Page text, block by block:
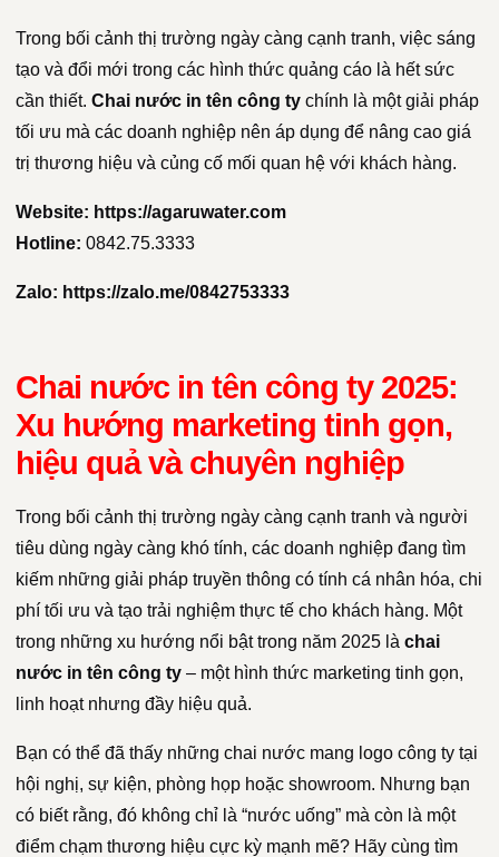
Trong bối cảnh thị trường ngày càng cạnh tranh, việc sáng
tạo và đổi mới trong các hình thức quảng cáo là hết sức
cần thiết. Chai nước in tên công ty chính là một giải pháp
tối ưu mà các doanh nghiệp nên áp dụng để nâng cao giá
trị thương hiệu và củng cố mối quan hệ với khách hàng.
Website: https://agaruwater.com
Hotline: 0842.75.3333
Zalo: https://zalo.me/0842753333
Chai nước in tên công ty 2025:
Xu hướng marketing tinh gọn,
hiệu quả và chuyên nghiệp
Trong bối cảnh thị trường ngày càng cạnh tranh và người
tiêu dùng ngày càng khó tính, các doanh nghiệp đang tìm
kiếm những giải pháp truyền thông có tính cá nhân hóa, chi
phí tối ưu và tạo trải nghiệm thực tế cho khách hàng. Một
trong những xu hướng nổi bật trong năm 2025 là chai
nước in tên công ty – một hình thức marketing tinh gọn,
linh hoạt nhưng đầy hiệu quả.
Bạn có thể đã thấy những chai nước mang logo công ty tại
hội nghị, sự kiện, phòng họp hoặc showroom. Nhưng bạn
có biết rằng, đó không chỉ là “nước uống” mà còn là một
điểm chạm thương hiệu cực kỳ mạnh mẽ? Hãy cùng tìm